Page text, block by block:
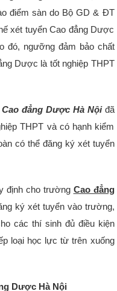
điểm sàn do Bộ GD & ĐT
xét tuyển Cao đẳng Dược
đó, ngưỡng đảm bảo chất
Dược là tốt nghiệp THPT
Cao đẳng Dược Hà Nộiđã
THPT và có hạnh kiểm
có thể đăng ký xét tuyển
định cho trường Cao đẳng
ký xét tuyển vào trường,
các thí sinh đủ điều kiện
loại học lực từ trên xuống
Dược Hà Nội